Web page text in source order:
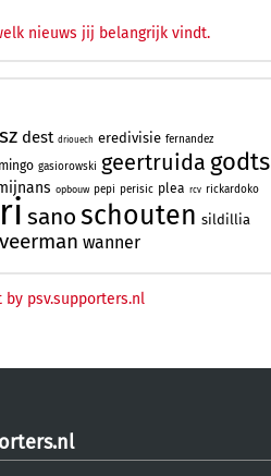
nieuws jij belangrijk vindt.
dest driouech eredivisie fernandez
gasiorowski geertruida godts
opbouw pepi perisic plea rcv rickardoko
sanoschouten sildillia
veerman wanner
by psv.supporters.nl